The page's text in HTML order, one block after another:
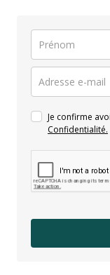
Je confirme
Confidentialité.